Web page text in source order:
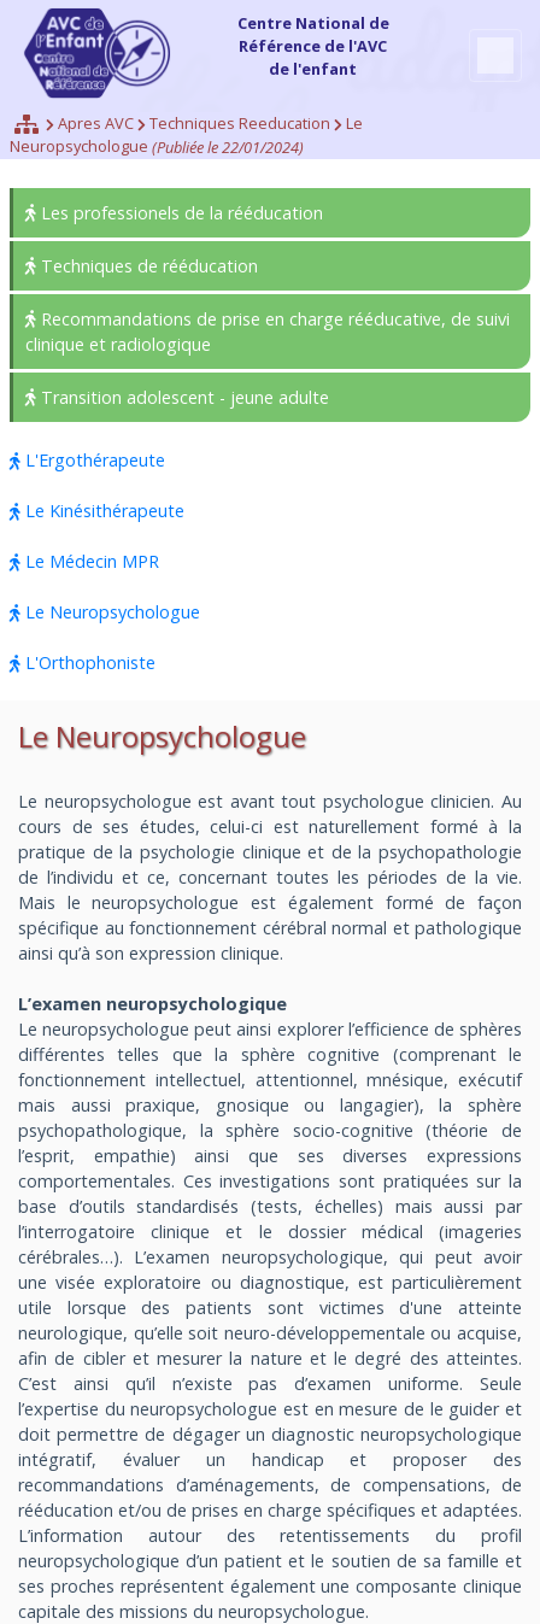
Centre National de
Référence de l'AVC
de l'enfant
Apres AVC Techniques Reeducation
Le
Neuropsychologue (Publiée le 22/01/2024)
Les professionels de la rééducation
Techniques de rééducation
Recommandations de prise en charge rééducative, de suivi
clinique et radiologique
Transition adolescent - jeune adulte
L'Ergothérapeute
Le Kinésithérapeute
Le Médecin MPR
Le Neuropsychologue
L'Orthophoniste
Le Neuropsychologue
Le neuropsychologue est avant tout psychologue clinicien. Au
cours de ses études, celui-ci est naturellement formé à la
pratique de la psychologie clinique et de la psychopathologie
de l’individu et ce, concernant toutes les périodes de la vie.
Mais le neuropsychologue est également formé de façon
spécifique au fonctionnement cérébral normal et pathologique
ainsi qu’à son expression clinique.
L’examen neuropsychologique
Le neuropsychologue peut ainsi explorer l’efficience de sphères
différentes telles que la sphère cognitive (comprenant le
fonctionnement intellectuel, attentionnel, mnésique, exécutif
mais aussi praxique, gnosique ou langagier), la sphère
psychopathologique, la sphère socio-cognitive (théorie de
l’esprit, empathie) ainsi que ses diverses expressions
comportementales. Ces investigations sont pratiquées sur la
base d’outils standardisés (tests, échelles) mais aussi par
l’interrogatoire clinique et le dossier médical (imageries
cérébrales…). L’examen neuropsychologique, qui peut avoir
une visée exploratoire ou diagnostique, est particulièrement
utile lorsque des patients sont victimes d'une atteinte
neurologique, qu’elle soit neuro-développementale ou acquise,
afin de cibler et mesurer la nature et le degré des atteintes.
C’est ainsi qu’il n’existe pas d’examen uniforme. Seule
l’expertise du neuropsychologue est en mesure de le guider et
doit permettre de dégager un diagnostic neuropsychologique
intégratif, évaluer un handicap et proposer des
recommandations d’aménagements, de compensations, de
rééducation et/ou de prises en charge spécifiques et adaptées.
L’information autour des retentissements du profil
neuropsychologique d’un patient et le soutien de sa famille et
ses proches représentent également une composante clinique
capitale des missions du neuropsychologue.